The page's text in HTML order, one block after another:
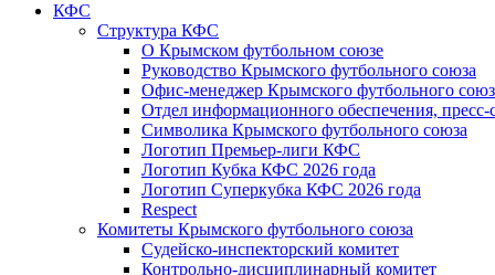
КФС
Структура КФС
О Крымском футбольном союзе
Руководство Крымского футбольного союза
Офис-менеджер Крымского футбольного
Отдел информационного обеспечения, пресс-
Символика Крымского футбольного союза
Логотип Премьер-лиги КФС
Логотип Кубка КФС 2026 года
Логотип Суперкубка КФС 2026 года
Respect
Комитеты Крымского футбольного союза
Судейско-инспекторский комитет
Контрольно-дисциплинарный комитет